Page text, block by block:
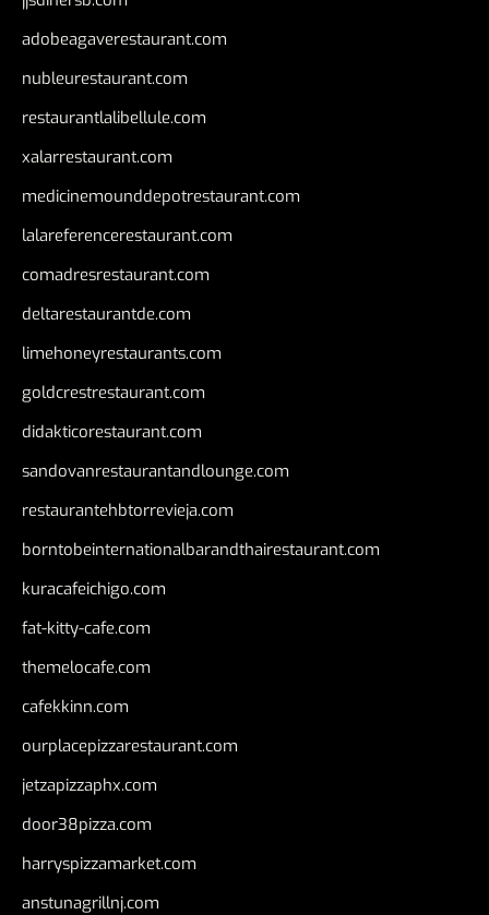
adobeagaverestaurant.com
nubleurestaurant.com
restaurantlalibellule.com
xalarrestaurant.com
medicinemounddepotrestaurant.com
lalareferencerestaurant.com
comadresrestaurant.com
deltarestaurantde.com
limehoneyrestaurants.com
goldcrestrestaurant.com
didakticorestaurant.com
sandovanrestaurantandlounge.com
restaurantehbtorrevieja.com
borntobeinternationalbarandthairestaurant.com
kuracafeichigo.com
fat-kitty-cafe.com
themelocafe.com
cafekkinn.com
ourplacepizzarestaurant.com
jetzapizzaphx.com
door38pizza.com
harryspizzamarket.com
anstunagrillnj.com